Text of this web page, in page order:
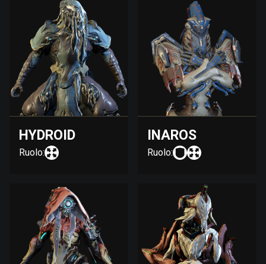
HYDROID
Ruolo:
INAROS
Ruolo: